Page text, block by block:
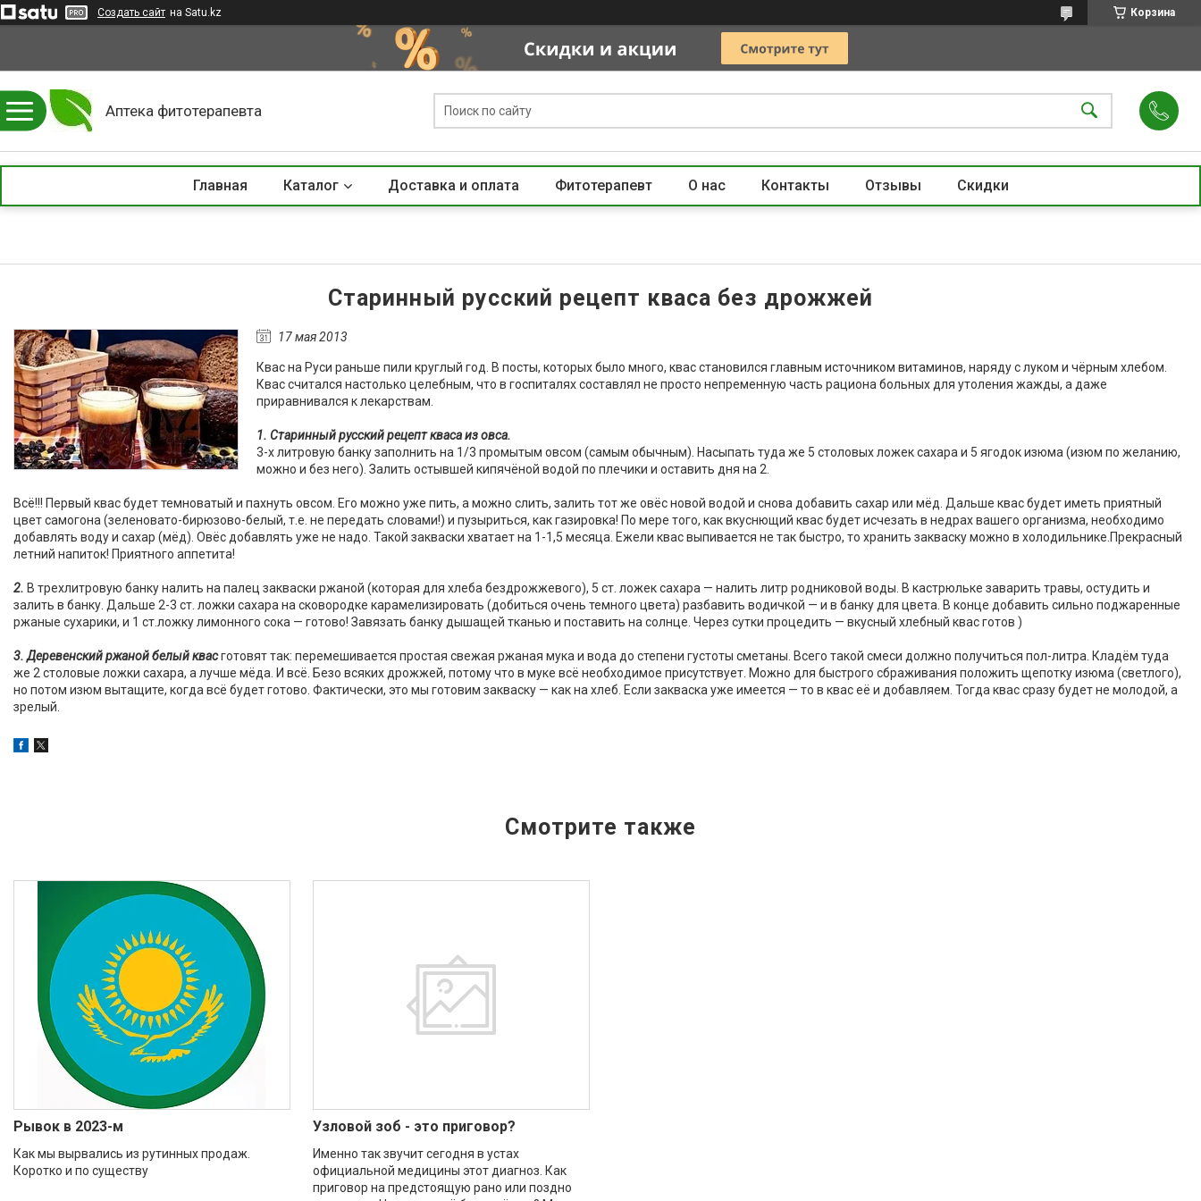
Создать сайт на Satu.kz Корзина
Аптека фитотерапевта
Главная Каталог Доставка и оплата Фитотерапевт О нас Контакты Отзывы Скидки
Старинный русский рецепт кваса без дрожжей
17 мая 2013
Квас на Руси раньше пили круглый год. В посты, которых было много, квас становился главным источником витаминов, наряду с луком и чёрным хлебом.
Квас считался настолько целебным, что в госпиталях составлял не просто непременную часть рациона больных для утоления жажды, а даже
приравнивался к лекарствам.
1. Старинный русский рецепт кваса из овса.
3-х литровую банку заполнить на 1/3 промытым овсом (самым обычным). Насыпать туда же 5 столовых ложек сахара и 5 ягодок изюма (изюм по желанию,
можно и без него). Залить остывшей кипячёной водой по плечики и оставить дня на 2.
Всё!!! Первый квас будет темноватый и пахнуть овсом. Его можно уже пить, а можно слить, залить тот же овёс новой водой и снова добавить сахар или мёд. Дальше квас будет иметь приятный
цвет самогона (зеленовато-бирюзово-белый, т.е. не передать словами!) и пузыриться, как газировка! По мере того, как вкуснющий квас будет исчезать в недрах вашего организма, необходимо
добавлять воду и сахар (мёд). Овёс добавлять уже не надо. Такой закваски хватает на 1-1,5 месяца. Ежели квас выпивается не так быстро, то хранить закваску можно в холодильнике.Прекрасный
летний напиток! Приятного аппетита!
2. В трехлитровую банку налить на палец закваски ржаной (которая для хлеба бездрожжевого), 5 ст. ложек сахара — налить литр родниковой воды. В кастрюльке заварить травы, остудить и
залить в банку. Дальше 2-3 ст. ложки сахара на сковородке карамелизировать (добиться очень темного цвета) разбавить водичкой — и в банку для цвета. В конце добавить сильно поджаренные
ржаные сухарики, и 1 ст.ложку лимонного сока — готово! Завязать банку дышащей тканью и поставить на солнце. Через сутки процедить — вкусный хлебный квас готов )
3. Деревенский ржаной белый квасготовят так: перемешивается простая свежая ржаная мука и вода до степени густоты сметаны. Всего такой смеси должно получиться пол-литра. Кладём туда
же 2 столовые ложки сахара, а лучше мёда. И всё. Безо всяких дрожжей, потому что в муке всё необходимое присутствует. Можно для быстрого сбраживания положить щепотку изюма (светлого),
но потом изюм вытащите, когда всё будет готово. Фактически, это мы готовим закваску — как на хлеб. Если закваска уже имеется — то в квас её и добавляем. Тогда квас сразу будет не молодой, а
зрелый.
Рывок в 2023-м
Как мы вырвались из рутинных продаж.
Коротко и по существу
Узловой зоб - это приговор?
Именно так звучит сегодня в устах
официальной медицины этот диагноз. Как
приговор на предстоящую рано или поздно